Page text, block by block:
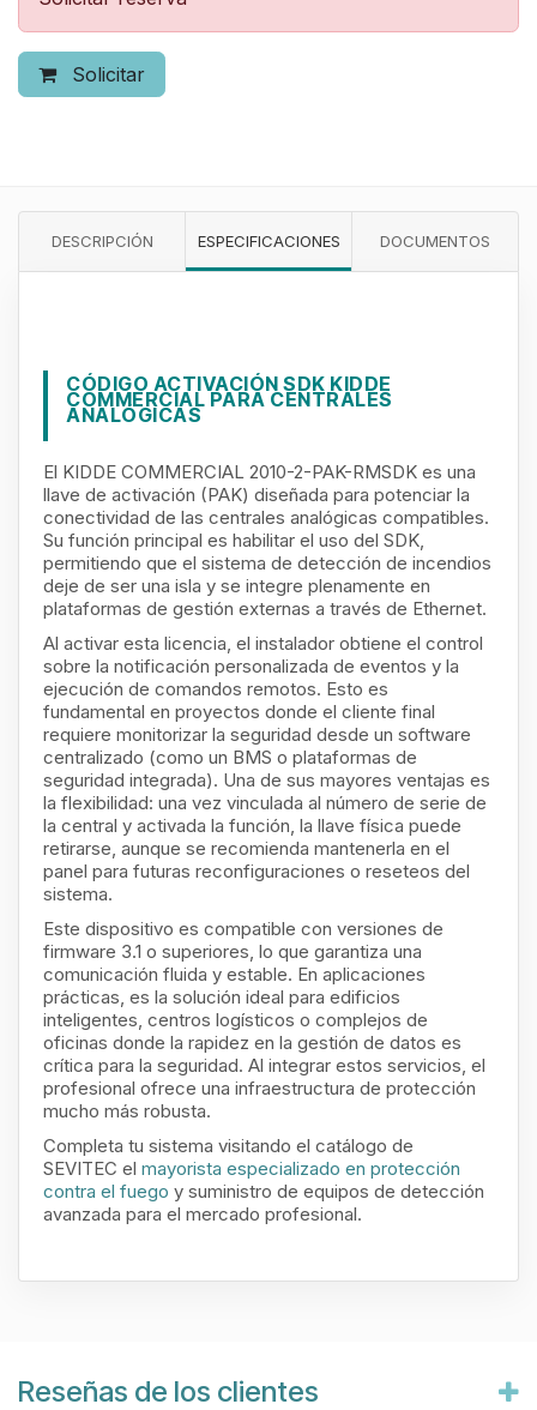
Solicitar
DESCRIPCIÓN ESPECIFICACIONES DOCUMENTOS
CÓDIGO ACTIVACIÓN SDK KIDDE
COMMERCIAL PARA CENTRALES
ANALÓGICAS ​
El KIDDE COMMERCIAL 2010-2-PAK-RMSDK es una
llave de activación (PAK) diseñada para potenciar la
conectividad de las centrales analógicas compatibles.
Su función principal es habilitar el uso del SDK,
permitiendo que el sistema de detección de incendios
deje de ser una isla y se integre plenamente en
plataformas de gestión externas a través de Ethernet.
Al activar esta licencia, el instalador obtiene el control
sobre la notificación personalizada de eventos y la
ejecución de comandos remotos. Esto es
fundamental en proyectos donde el cliente final
requiere monitorizar la seguridad desde un software
centralizado (como un BMS o plataformas de
seguridad integrada). Una de sus mayores ventajas es
la flexibilidad: una vez vinculada al número de serie de
la central y activada la función, la llave física puede
retirarse, aunque se recomienda mantenerla en el
panel para futuras reconfiguraciones o reseteos del
sistema.
Este dispositivo es compatible con versiones de
firmware 3.1 o superiores, lo que garantiza una
comunicación fluida y estable. En aplicaciones
prácticas, es la solución ideal para edificios
inteligentes, centros logísticos o complejos de
oficinas donde la rapidez en la gestión de datos es
crítica para la seguridad. Al integrar estos servicios, el
profesional ofrece una infraestructura de protección
mucho más robusta.
Completa tu sistema visitando el catálogo de
SEVITEC el mayorista especializado en protección
contra el fuego y suministro de equipos de detección
avanzada para el mercado profesional.
Reseñas de los clientes